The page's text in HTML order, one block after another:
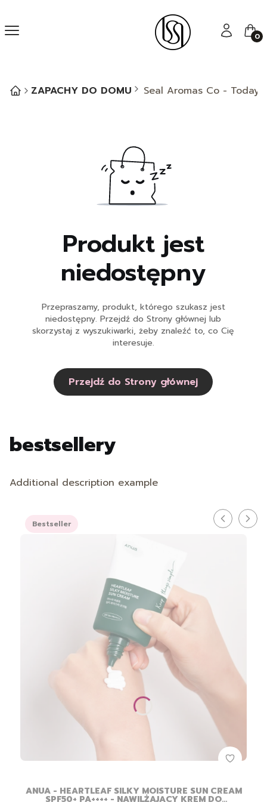
Menu Zaloguj się
ZAPACHY DO DOMU Seal Aromas Co -
Produkt jest
niedostępny
Przepraszamy, produkt, którego szukasz jest
niedostępny. Przejdź do Strony głównej lub
skorzystaj z wyszukiwarki, żeby znaleźć to, co Cię
interesuje.
Przejdź do Strony głównej
bestsellery
Additional description example
Bestseller
ANUA - HEARTLEAF SILKY MOISTURE SUN CREAM
SPF50+ PA++++ - NAWILŻAJĄCY KREM DO